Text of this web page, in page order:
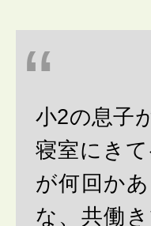
小2の息子
寝室にき
が何回か
な、共働